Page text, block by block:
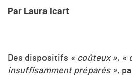
Par Laura Icart
Des dispositifs « coûteux », «
insuffisamment préparés »,